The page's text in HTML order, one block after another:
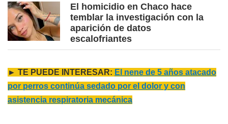
El homicidio en Chaco hace
temblar la investigación con la
aparición de datos
escalofriantes
► TE PUEDE INTERESAR: El nene de 5 años atacado
por perros continúa sedado por el dolor y con
asistencia respiratoria mecánica